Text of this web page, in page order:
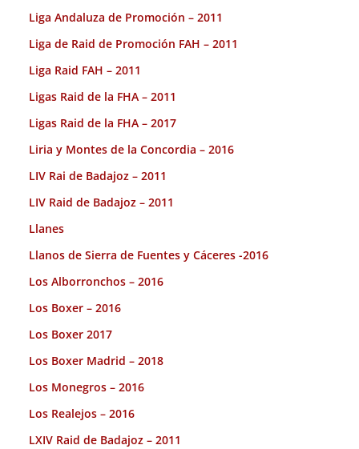
Liga Andaluza de Promoción – 2011
Liga de Raid de Promoción FAH – 2011
Liga Raid FAH – 2011
Ligas Raid de la FHA – 2011
Ligas Raid de la FHA – 2017
Liria y Montes de la Concordia – 2016
LIV Rai de Badajoz – 2011
LIV Raid de Badajoz – 2011
Llanes
Llanos de Sierra de Fuentes y Cáceres -2016
Los Alborronchos – 2016
Los Boxer – 2016
Los Boxer 2017
Los Boxer Madrid – 2018
Los Monegros – 2016
Los Realejos – 2016
LXIV Raid de Badajoz – 2011